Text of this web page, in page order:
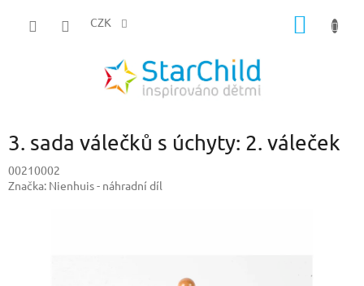
CZK
3. sada válečků s úchyty: 2. váleček
00210002
Značka: Nienhuis - náhradní díl